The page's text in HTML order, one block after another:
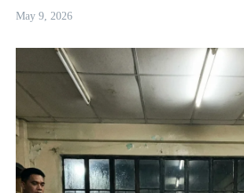
May 9, 2026